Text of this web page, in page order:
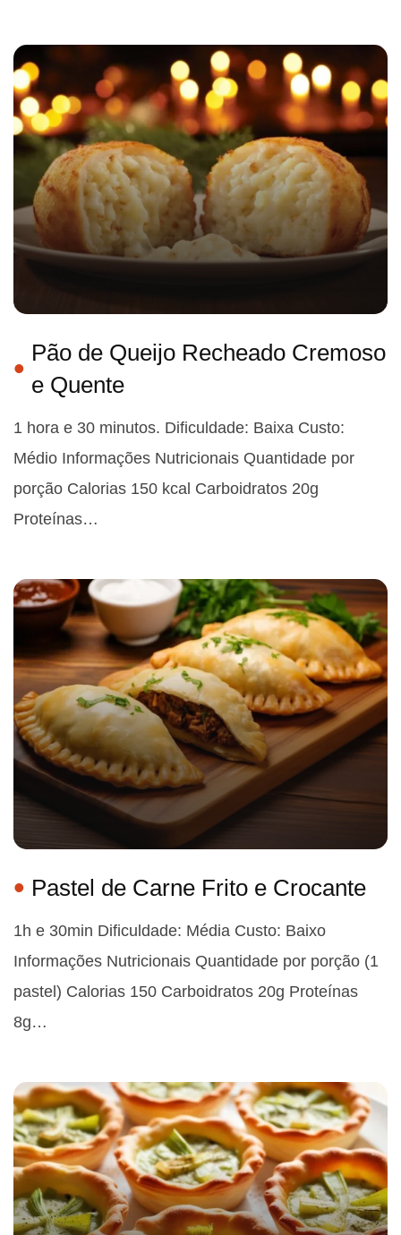
Pão de Queijo Recheado Cremoso
e Quente
1 hora e 30 minutos. Dificuldade: Baixa Custo:
Médio Informações Nutricionais Quantidade por
porção Calorias 150 kcal Carboidratos 20g
Proteínas…
Pastel de Carne Frito e Crocante
1h e 30min Dificuldade: Média Custo: Baixo
Informações Nutricionais Quantidade por porção (1
pastel) Calorias 150 Carboidratos 20g Proteínas
8g…